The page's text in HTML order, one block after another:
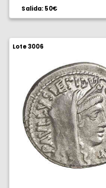
Salida: 50€
Lote 3006